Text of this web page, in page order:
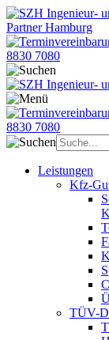
8830 7080
8830 7080
Leistungen
Kfz-
TÜV-